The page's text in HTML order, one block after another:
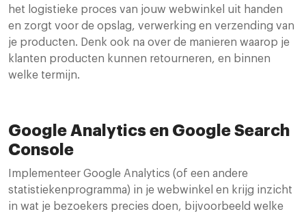
het logistieke proces van jouw webwinkel uit handen
en zorgt voor de opslag, verwerking en verzending van
je producten. Denk ook na over de manieren waarop je
klanten producten kunnen retourneren, en binnen
welke termijn.
Google Analytics en Google Search
Console
Implementeer Google Analytics (of een andere
statistiekenprogramma) in je webwinkel en krijg inzicht
in wat je bezoekers precies doen, bijvoorbeeld welke